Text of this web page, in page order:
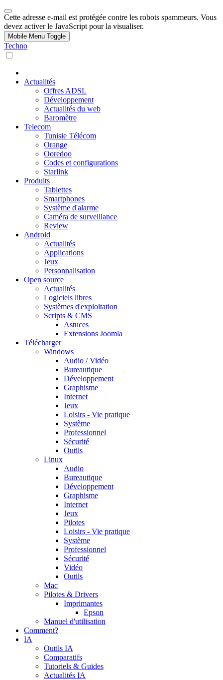
Cette adresse e-mail est protégée contre les robots spammeurs. Vous
devez activer le JavaScript pour la visualiser.
Mobile Menu Toggle
Techno
Actualités
Offres ADSL
Développement
Actualités du web
Baromètre
Telecom
Tunisie Télécom
Orange
Ooredoo
Codes et configurations
Starlink
Produits
Tablettes
Smartphones
Système d'alarme
Caméra de surveillance
Review
Android
Actualités
Applications
Jeux
Personnalisation
Open source
Actualités
Logiciels libres
Systèmes d'exploitation
Scripts & CMS
Astuces
Extensions Joomla
Télécharger
Windows
Audio / Vidéo
Bureautique
Développement
Graphisme
Internet
Jeux
Loisirs - Vie pratique
Système
Professionnel
Sécurité
Outils
Linux
Audio
Bureautique
Développement
Graphisme
Internet
Jeux
Pilotes
Loisirs - Vie pratique
Système
Professionnel
Sécurité
Vidéo
Outils
Mac
Pilotes & Drivers
Imprimantes
Epson
Manuel d'utilisation
Comment?
IA
Outils IA
Comparatifs
Tutoriels & Guides
Actualités IA